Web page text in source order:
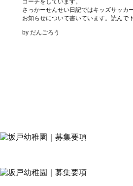
コーチをしています。
さっかーせんせい日記ではキッズサッカ
お知らせについて書いています。読んで
by だんごろう